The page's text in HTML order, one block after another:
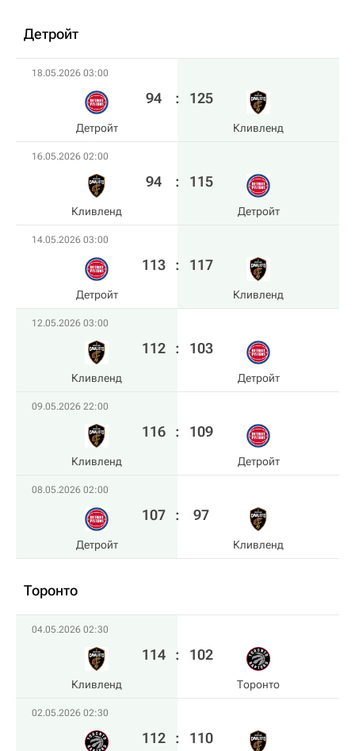
Детройт
18.05.2026 03:00
Детройт
94 : 125
Кливленд
16.05.2026 02:00
Кливленд
94 : 115
Детройт
14.05.2026 03:00
Детройт
113 : 117
Кливленд
12.05.2026 03:00
Кливленд
112 : 103
Детройт
09.05.2026 22:00
Кливленд
116 : 109
Детройт
08.05.2026 02:00
Детройт
107 : 97
Кливленд
Торонто
04.05.2026 02:30
Кливленд
114 : 102
Торонто
02.05.2026 02:30
112 : 110